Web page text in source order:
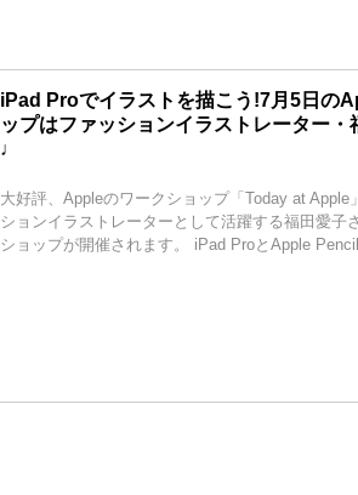
iPad Proでイラストを描こう!7月5日の
ップはファッションイラストレーター・
♩
大好評、Appleのワークショップ「Today at Apple
ションイラストレーターとして活躍する福田愛子
ショップが開催されます。 iPad ProとApple